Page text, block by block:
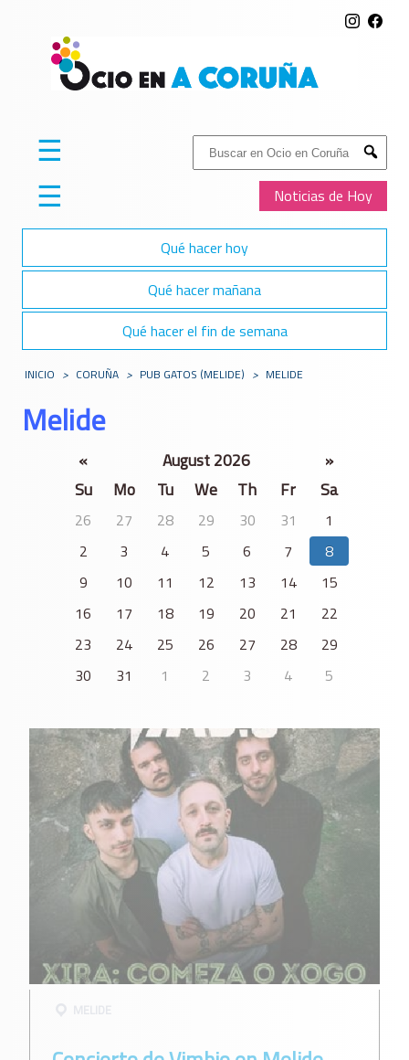
Buscar:
Submit
Noticias de Hoy
☰
☰
Qué hacer hoy
Qué hacer mañana
Qué hacer el fin de semana
INICIO > CORUÑA > PUB GATOS (MELIDE) > MELIDE
Melide
« August 2026
»
Su
Mo Tu We Th Fr Sa
26 27 28 29 30 31
1
2
3 4 5 6 7
8
9
10 11 12 13 14
15
16
17 18 19 20 21
22
23
24 25 26 27 28
29
30
31 1 2 3 4 5